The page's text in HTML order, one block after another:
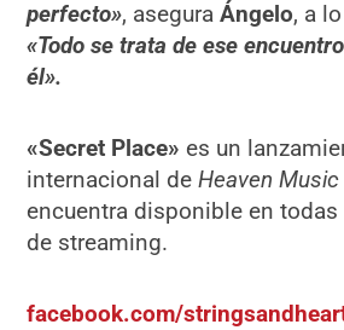
perfecto», aseguraÁngelo, a
«Todo se trata de ese
él».
«Secret Place» es un
internacional deHeaven Music
encuentra disponible en
de streaming.
facebook.com/